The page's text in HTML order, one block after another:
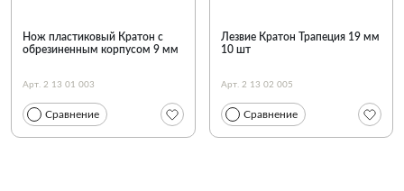
Нож пластиковый Кратон с
обрезиненным корпусом 9 мм
Арт. 2 13 01 003
Сравнение
Лезвие Кратон Трапеция 19 мм
10 шт
Арт. 2 13 02 005
Сравнение